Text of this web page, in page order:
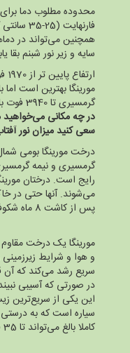
سایه و زیر نور شبنم بقا
مورینگا بهترین است
گرمسیری تا 3940 فوت بالاتر از سطح دریا هستند.
در چه مکانی
سعی کنید میزان نور
درخت مورینگا بومی
گرمسیری و نیمه
رایج است. درختان
می‌شوند. آنها حتی در
پس از کاشت 8 ماه شکوفه می‌دهند.
مورینگا یک درخت
و هوا و شرایط زیرزمینی
سریع رشد می‌کند که آن
این یکی از سریع‌ترین
سیاره است که به
کاملا بالغ می‌تواند تا 35 فوت رشد کند.